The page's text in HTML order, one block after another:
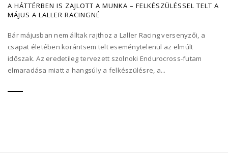
A HÁTTÉRBEN IS ZAJLOTT A MUNKA – FELKÉSZÜLÉSSEL TELT A
MÁJUS A LALLER RACINGNÉ
Bár májusban nem álltak rajthoz a Laller Racing versenyzői, a
csapat életében korántsem telt eseménytelenül az elmúlt
időszak. Az eredetileg tervezett szolnoki Endurocross-futam
elmaradása miatt a hangsúly a felkészülésre, a...